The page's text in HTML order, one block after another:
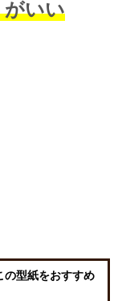
いい
の型紙をおすすめ